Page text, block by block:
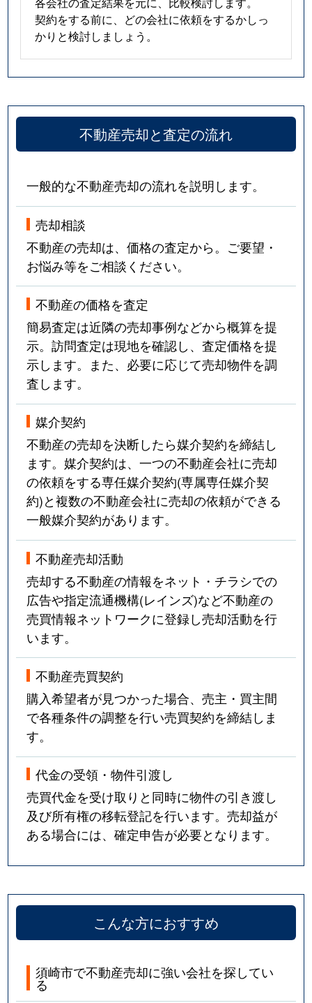
契約をする前に、どの会社に依頼をするかしっ
かりと検討しましょう。
不動産売却と査定の流れ
一般的な不動産売却の流れを説明します。
売却相談
不動産の売却は、価格の査定から。ご要望・
お悩み等をご相談ください。
不動産の価格を査定
簡易査定は近隣の売却事例などから概算を提
示。訪問査定は現地を確認し、査定価格を提
示します。また、必要に応じて売却物件を調
査します。
媒介契約
不動産の売却を決断したら媒介契約を締結し
ます。媒介契約は、一つの不動産会社に売却
の依頼をする専任媒介契約(専属専任媒介契
約)と複数の不動産会社に売却の依頼ができる
一般媒介契約があります。
不動産売却活動
売却する不動産の情報をネット・チラシでの
広告や指定流通機構(レインズ)など不動産の
売買情報ネットワークに登録し売却活動を行
います。
不動産売買契約
購入希望者が見つかった場合、売主・買主間
で各種条件の調整を行い売買契約を締結しま
す。
代金の受領・物件引渡し
売買代金を受け取りと同時に物件の引き渡し
及び所有権の移転登記を行います。売却益が
ある場合には、確定申告が必要となります。
こんな方におすすめ
須崎市で不動産売却に強い会社を探してい
る